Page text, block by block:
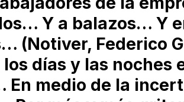
Y a balazos… Y
(Notiver, Federico
días y las noches
En medio de la